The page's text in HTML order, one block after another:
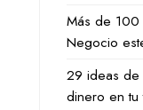
Más de 100
Negocio
29 ideas
dinero en tu